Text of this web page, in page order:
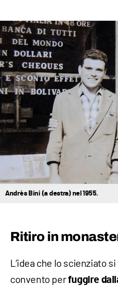
Andrès Bini (a destra) nel 1955.
Ritiro in
L’idea che lo scienziato
convento perfuggire